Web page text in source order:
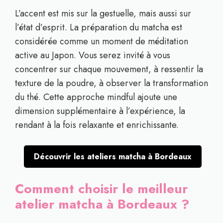
L’accent est mis sur la gestuelle, mais aussi sur
l’état d’esprit. La préparation du matcha est
considérée comme un moment de méditation
active au Japon. Vous serez invité à vous
concentrer sur chaque mouvement, à ressentir la
texture de la poudre, à observer la transformation
du thé. Cette approche mindful ajoute une
dimension supplémentaire à l’expérience, la
rendant à la fois relaxante et enrichissante.
Découvrir les ateliers matcha à Bordeaux
Comment choisir le meilleur
atelier matcha à Bordeaux ?